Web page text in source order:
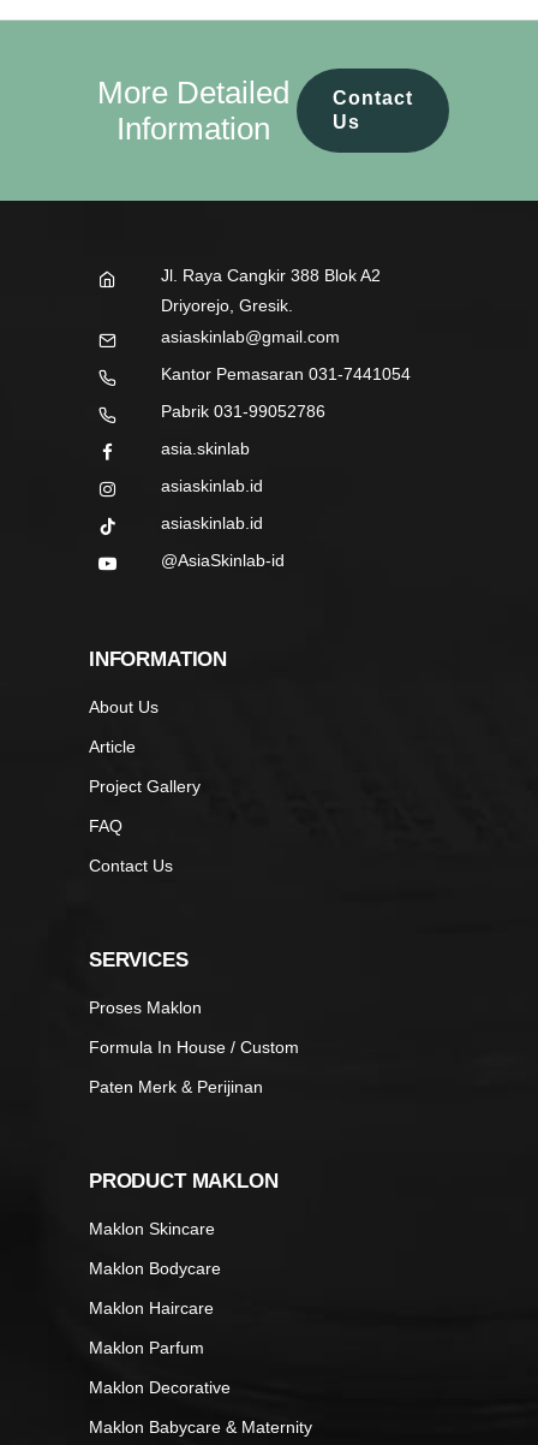
More Detailed
Information
Contact
Us
Jl. Raya Cangkir 388 Blok A2
Driyorejo, Gresik.
asiaskinlab@gmail.com
Kantor Pemasaran 031-7441054
Pabrik 031-99052786
asia.skinlab
asiaskinlab.id
asiaskinlab.id
@AsiaSkinlab-id
INFORMATION
About Us
Article
Project Gallery
FAQ
Contact Us
SERVICES
Proses Maklon
Formula In House / Custom
Paten Merk & Perijinan
PRODUCT MAKLON
Maklon Skincare
Maklon Bodycare
Maklon Haircare
Maklon Parfum
Maklon Decorative
Maklon Babycare & Maternity